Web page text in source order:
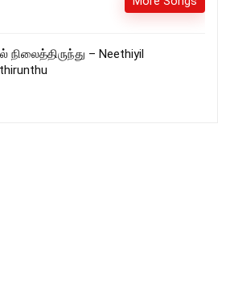
நிலைத்திருந்து – Neethiyil